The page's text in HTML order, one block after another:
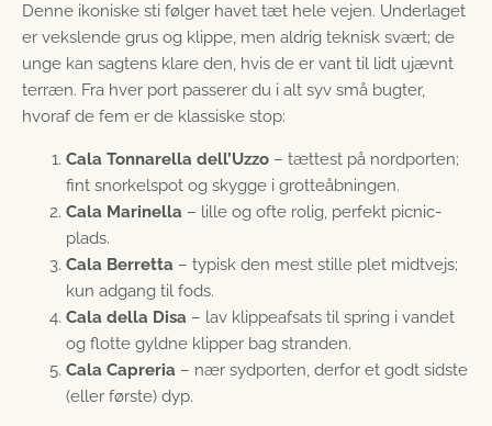
Denne ikoniske sti følger havet tæt hele vejen. Underlaget
er vekslende grus og klippe, men aldrig teknisk svært; de
unge kan sagtens klare den, hvis de er vant til lidt ujævnt
terræn. Fra hver port passerer du i alt syv små bugter,
hvoraf de fem er de klassiske stop:
Cala Tonnarella dell’Uzzo – tættest på nordporten;
fint snorkelspot og skygge i grotteåbningen.
Cala Marinella – lille og ofte rolig, perfekt picnic-
plads.
Cala Berretta – typisk den mest stille plet midtvejs;
kun adgang til fods.
Cala della Disa – lav klippeafsats til spring i vandet
og flotte gyldne klipper bag stranden.
Cala Capreria – nær sydporten, derfor et godt sidste
(eller første) dyp.